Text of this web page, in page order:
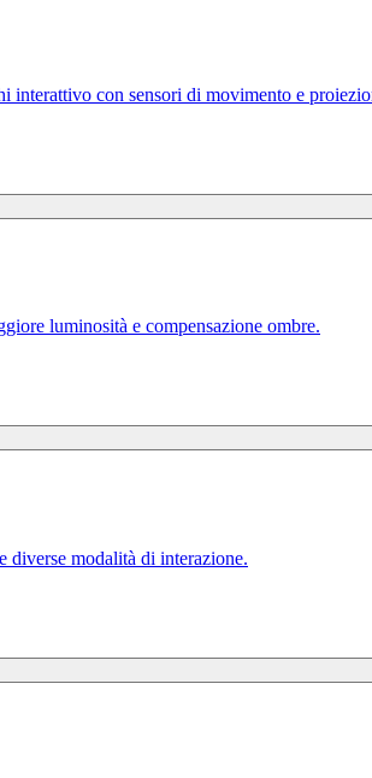
interattivo con sensori di movimento e
luminosità e compensazione ombre.
diverse modalità di interazione.